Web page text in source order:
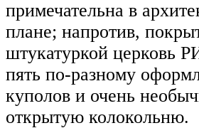
примечательна в
плане; напротив,
штукатуркой церковь
пять по-разному
куполов и очень
открытую колокольню.